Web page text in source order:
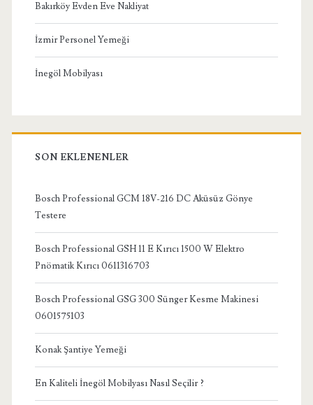
Bakırköy Evden Eve Nakliyat
İzmir Personel Yemeği
İnegöl Mobilyası
SON EKLENENLER
Bosch Professional GCM 18V-216 DC Aküsüz Gönye
Testere
Bosch Professional GSH 11 E Kırıcı 1500 W Elektro
Pnömatik Kırıcı 0611316703
Bosch Professional GSG 300 Sünger Kesme Makinesi
0601575103
Konak Şantiye Yemeği
En Kaliteli İnegöl Mobilyası Nasıl Seçilir ?